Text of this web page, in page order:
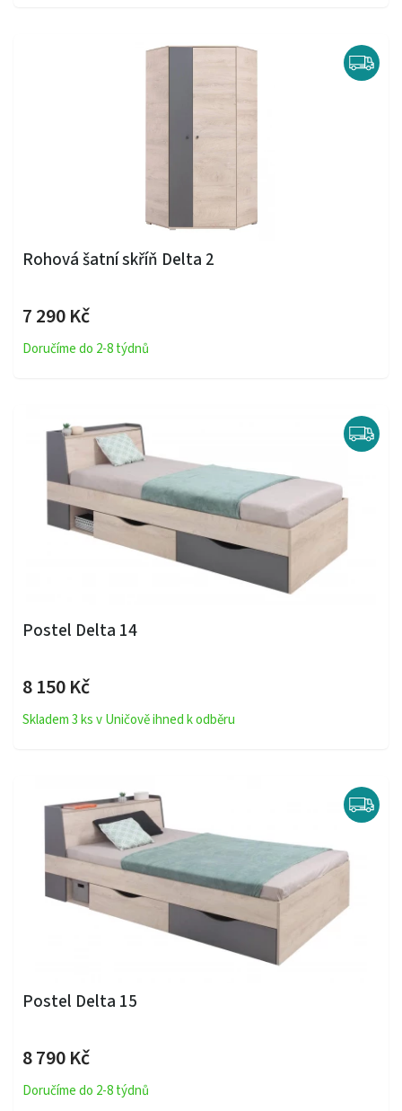
Rohová šatní skříň Delta 2
7 290 Kč
Doručíme do 2-8 týdnů
Postel Delta 14
8 150 Kč
Skladem 3 ks v Uničově ihned k odběru
Postel Delta 15
8 790 Kč
Doručíme do 2-8 týdnů